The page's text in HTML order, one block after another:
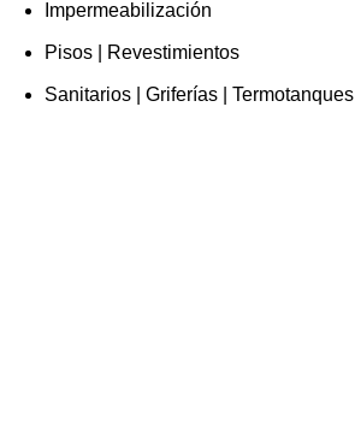
Impermeabilización
Pisos | Revestimientos
Sanitarios | Griferías | Termotanques